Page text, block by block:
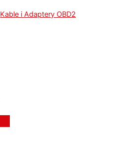
Kable i Adaptery OBD2